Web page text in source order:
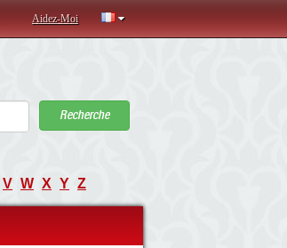
Aidez-Moi
Recherche
V W X Y Z